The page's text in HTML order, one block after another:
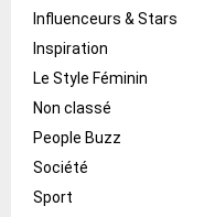
Influenceurs & Stars
Inspiration
Le Style Féminin
Non classé
People Buzz
Société
Sport